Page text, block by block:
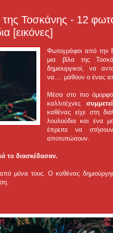
της Τοσκάνης - 12
[εικόνες]
Φωτογράφοι από την
μια βίλα της
δημιουργικοί, να
να.... μάθουν ο ένας
Μέσα στο πιο όμορφο
καλλιτέχνες
καθένας είχε στη
λουλούδια και ένα
έπρεπε να
αποτυπώσουν.
το διασκέδασαν.
μόνα τους. Ο καθένας